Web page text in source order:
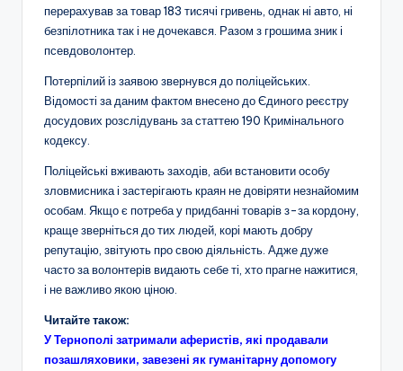
перерахував за товар 183 тисячі гривень, однак ні авто, ні
безпілотника так і не дочекався. Разом з грошима зник і
псевдоволонтер.
Потерпілий із заявою звернувся до поліцейських.
Відомості за даним фактом внесено до Єдиного реєстру
досудових розслідувань за статтею 190 Кримінального
кодексу.
Поліцейські вживають заходів, аби встановити особу
зловмисника і застерігають краян не довіряти незнайомим
особам. Якщо є потреба у придбанні товарів з-за кордону,
краще зверніться до тих людей, корі мають добру
репутацію, звітують про свою діяльність. Адже дуже
часто за волонтерів видають себе ті, хто прагне нажитися,
і не важливо якою ціною.
Читайте також:
У Тернополі затримали аферистів, які продавали
позашляховики, завезені як гуманітарну допомогу